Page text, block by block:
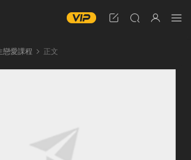
戀愛課程 正文